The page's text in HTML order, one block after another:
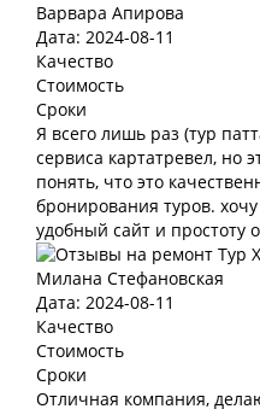
Варвара Апирова
Дата: 2024-08-11
Качество
Стоимость
Сроки
Я всего лишь раз (тур
сервиса картатревел, но
понять, что это
бронирования туров.
удобный сайт и простоту
Милана Стефановская
Дата: 2024-08-11
Качество
Стоимость
Сроки
Отличная компания,